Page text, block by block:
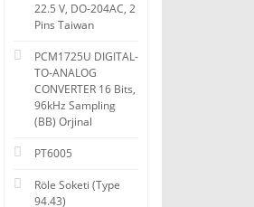
22.5 V, DO-204AC, 2
Pins Taiwan
PCM1725U DIGITAL-
TO-ANALOG
CONVERTER 16 Bits,
96kHz Sampling
(BB) Orjinal
PT6005
Röle Soketi (Type
94.43)